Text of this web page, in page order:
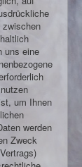
zwischen
uns eine
um Ihnen
werden
Zweck